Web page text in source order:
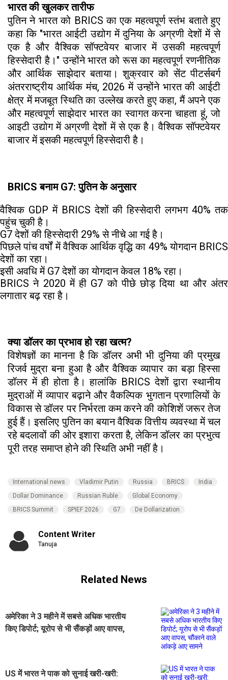
भारत की खुलकर तारीफ
पुतिन ने भारत को BRICS का एक महत्वपूर्ण स्तंभ बताते हुए
कहा कि "भारत आईटी उद्योग में दुनिया के अग्रणी देशों में से
एक है और वैश्विक सॉफ्टवेयर बाजार में उसकी महत्वपूर्ण
हिस्सेदारी है।" उन्होंने भारत को रूस का महत्वपूर्ण रणनीतिक
और आर्थिक साझेदार बताया। शुक्रवार को सेंट पीटर्सबर्ग
अंतरराष्ट्रीय आर्थिक मंच, 2026 में उन्होंने भारत की आईटी
क्षेत्र में मजबूत स्थिति का उल्लेख करते हुए कहा, मैं अपने एक
और महत्वपूर्ण साझेदार भारत का स्वागत करना चाहता हूं, जो
आइटी उद्योग में अग्रणी देशों में से एक है। वैश्विक सॉफ्टवेयर
बाजार में इसकी महत्वपूर्ण हिस्सेदारी है।
BRICS बनाम G7: पुतिन के अनुसार
वैश्विक GDP में BRICS देशों की हिस्सेदारी लगभग 40% तक
पहुंच चुकी है।
G7 देशों की हिस्सेदारी 29% से नीचे आ गई है।
पिछले पांच वर्षों में वैश्विक आर्थिक वृद्धि का 49% योगदान BRICS
देशों का रहा।
इसी अवधि में G7 देशों का योगदान केवल 18% रहा।
BRICS ने 2020 में ही G7 को पीछे छोड़ दिया था और अंतर
लगातार बढ़ रहा है।
क्या डॉलर का प्रभाव हो रहा खत्म?
विशेषज्ञों का मानना है कि डॉलर अभी भी दुनिया की प्रमुख
रिजर्व मुद्रा बना हुआ है और वैश्विक व्यापार का बड़ा हिस्सा
डॉलर में ही होता है। हालांकि BRICS देशों द्वारा स्थानीय
मुद्राओं में व्यापार बढ़ाने और वैकल्पिक भुगतान प्रणालियों के
विकास से डॉलर पर निर्भरता कम करने की कोशिशें जरूर तेज
हुई हैं। इसलिए पुतिन का बयान वैश्विक वित्तीय व्यवस्था में चल
रहे बदलावों की ओर इशारा करता है, लेकिन डॉलर का प्रभुत्व
पूरी तरह समाप्त होने की स्थिति अभी नहीं है।
International news Vladimir Putin Russia BRICS
India
Dollar Dominance
Russian Ruble
Global Economy
BRICS Summit
SPIEF 2026 G7 De Dollarization
Content Writer
Tanuja
Related News
अमेरिका ने 3 महीने में सबसे अधिक भारतीय
किए डिपोर्ट; यूरोप से भी सैंकड़ों आए वापस,
US में भारत ने पाक को सुनाई खरी-खरी: